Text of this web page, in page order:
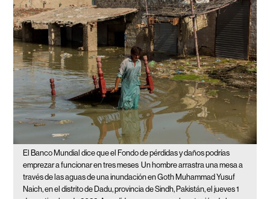
El Banco Mundial dice que el Fondo de pérdidas y daños podrías
emprezar a funcionar en tres meses Un hombre arrastra una mesa a
través de las aguas de una inundación en Goth Muhammad Yusuf
Naich, en el distrito de Dadu, provincia de Sindh, Pakistán, el jueves 1